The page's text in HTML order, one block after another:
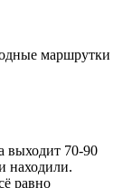
маршрутки
выходит 70-90
находили.
равно